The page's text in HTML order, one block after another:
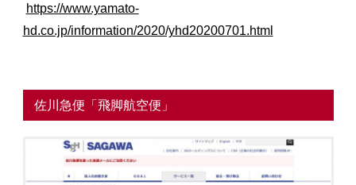
https://www.yamato-
hd.co.jp/information/2020/yhd20200701.html
佐川急便「飛脚航空便」